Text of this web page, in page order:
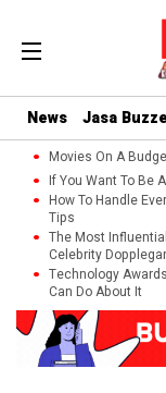
News Jasa
Movies On A
If You Want To Be
How To Handle
Tips
The Most
Celebrity
Technology
Can Do About It